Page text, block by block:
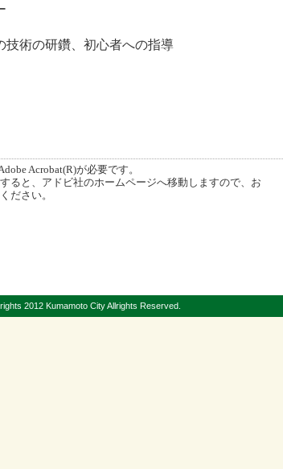
技術の研鑽、初心者への指導
Acrobat(R)が必要です。
と、アドビ社のホームページへ移動しますので、お
ださい。
2012 Kumamoto City Allrights Reserved.